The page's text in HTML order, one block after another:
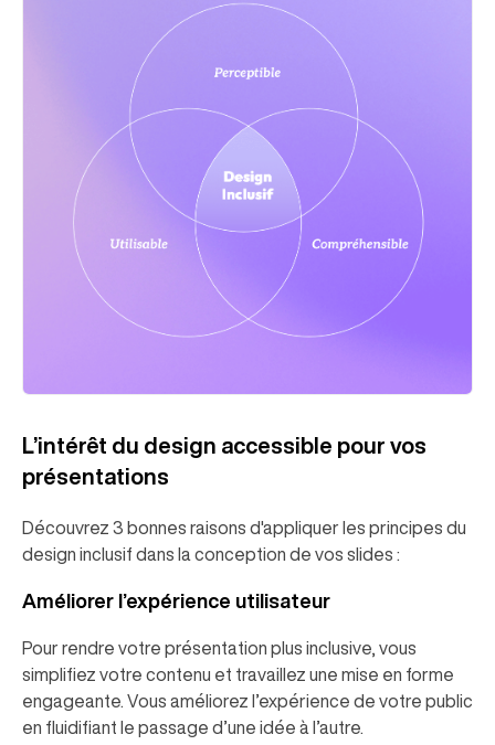
L’intérêt du design accessible pour vos
présentations
Découvrez 3 bonnes raisons d'appliquer les principes du
design inclusif dans la conception de vos slides :
Améliorer l’expérience utilisateur
Pour rendre votre présentation plus inclusive, vous
simplifiez votre contenu et travaillez une mise en forme
engageante. Vous améliorez l’expérience de votre public
en fluidifiant le passage d’une idée à l’autre.